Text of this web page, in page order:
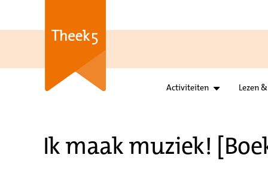
Activiteiten Lezen
Ik maak muziek!